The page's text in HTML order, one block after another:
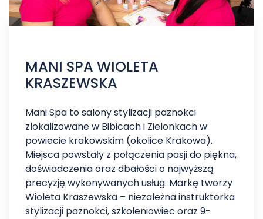
MANI SPA WIOLETA
KRASZEWSKA
Mani Spa to salony stylizacji paznokci
zlokalizowane w Bibicach i Zielonkach w
powiecie krakowskim (okolice Krakowa).
Miejsca powstały z połączenia pasji do piękna,
doświadczenia oraz dbałości o najwyższą
precyzję wykonywanych usług. Markę tworzy
Wioleta Kraszewska – niezależna instruktorka
stylizacji paznokci, szkoleniowiec oraz 9-